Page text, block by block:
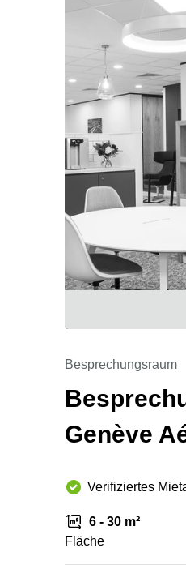
Besprechungsraum
Genève
Verifiziertes
6 - 30 m²
Fläche